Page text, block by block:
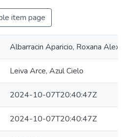
item page
Albarracin Aparicio, Roxana
Leiva Arce, Azul Cielo
2024-10-07T20:40:47Z
2024-10-07T20:40:47Z